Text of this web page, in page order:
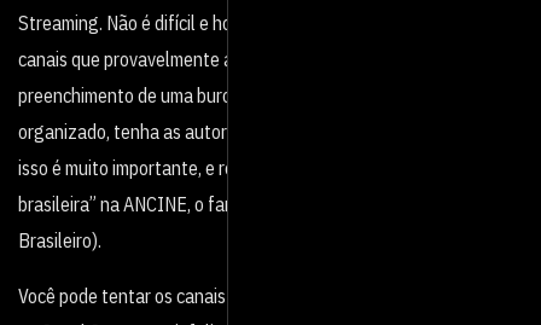
Streaming. Não é difícil e hoje temos uma imensa profusão de
canais que provavelmente aceitarão seu filme após o
preenchimento de uma burocracia básica, por isso seja
organizado, tenha as autorizações de imagem e trilha em mãos,
isso é muito importante, e registre seu filme como “obra
brasileira” na ANCINE, o famoso CPB (Certificado de Produto
Brasileiro).
Você pode tentar os canais mais famosinhos, como o Canal Brasil